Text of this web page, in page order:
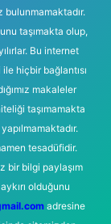
taşımakta olup,
Bu internet
hiçbir bağlantısı
makaleler
taşımamakta
tesadüfidir.
bir bilgi paylaşım
olduğunu
adresine